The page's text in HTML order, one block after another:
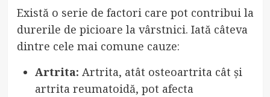
Există o serie de factori care pot contribui la
durerile de picioare la vârstnici. Iată câteva
dintre cele mai comune cauze:
Artrita: Artrita, atât osteoartrita cât și
artrita reumatoidă, pot afecta